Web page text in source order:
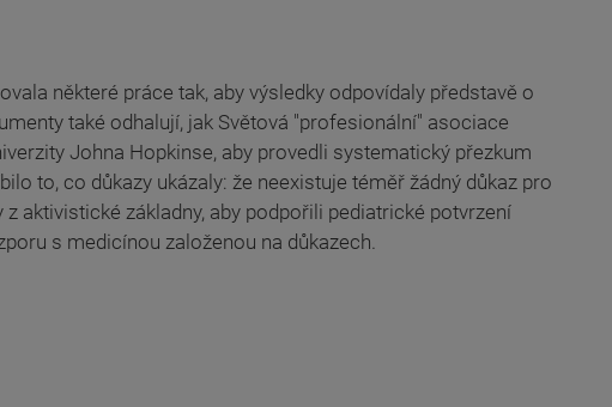
některé práce tak, aby výsledky odpovídaly představě o
také odhalují, jak Světová "profesionální" asociace
Johna Hopkinse, aby provedli systematický přezkum
to, co důkazy ukázaly: že neexistuje téměř žádný důkaz pro
aktivistické základny, aby podpořili pediatrické potvrzení
s medicínou založenou na důkazech.